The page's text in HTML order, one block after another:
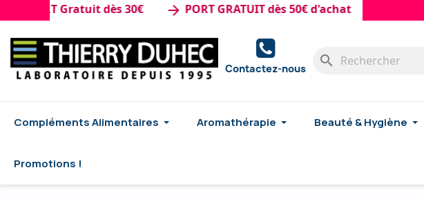
Gratuit dès 30€ arrow_forward PORT GRATUIT dès 50€ d'achat
Contactez-nous search
Compléments Alimentaires Aromathérapie Beauté & Hygiène
Promotions !